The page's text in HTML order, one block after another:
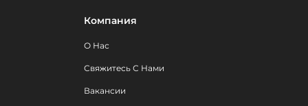
Компания
О Нас
Свяжитесь С Нами
Вакансии